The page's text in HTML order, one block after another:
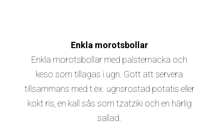
Enkla morotsbollar
Enkla morotsbollar med palsternacka och
keso som tillagas i ugn. Gott att servera
tillsammans med t.ex. ugnsrostad potatis eller
kokt ris, en kall sås som tzatziki och en härlig
sallad.